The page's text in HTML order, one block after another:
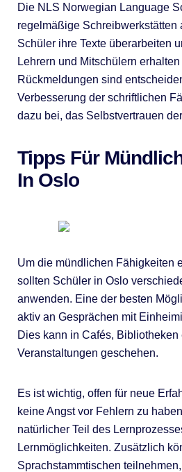
Die NLS Norwegian Language
regelmäßige Schreibwerkstätten
Schüler ihre Texte überarbeiten
Lehrern und Mitschülern
Rückmeldungen sind
Verbesserung der schriftlichen
dazu bei, das Selbstvertrauen
Tipps Für
In Oslo
Um die mündlichen Fähigkeiten
sollten Schüler in Oslo
anwenden. Eine der besten
aktiv an Gesprächen mit
Dies kann in Cafés,
Veranstaltungen geschehen.
Es ist wichtig, offen für neue
keine Angst vor Fehlern zu
natürlicher Teil des
Lernmöglichkeiten. Zusätzlich
Sprachstammtischen